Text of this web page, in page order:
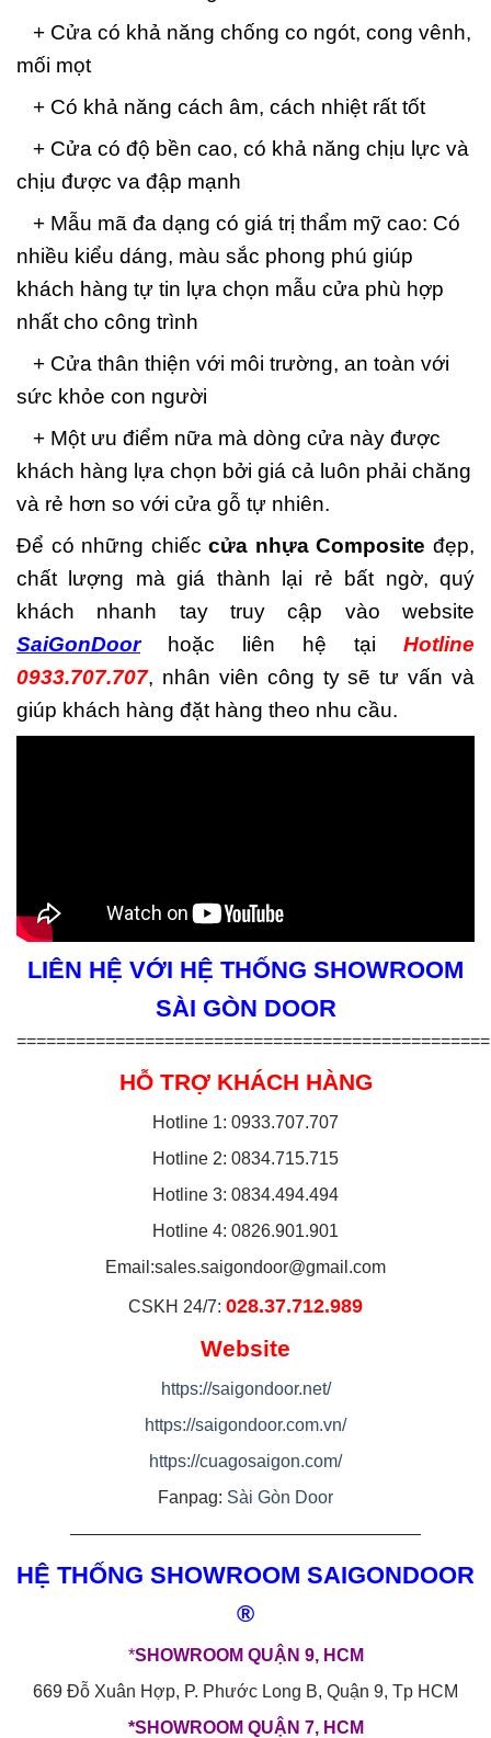
+ Cửa có khả năng chống co ngót, cong vênh,
mối mọt
+ Có khả năng cách âm, cách nhiệt rất tốt
+ Cửa có độ bền cao, có khả năng chịu lực và
chịu được va đập mạnh
+ Mẫu mã đa dạng có giá trị thẩm mỹ cao: Có
nhiều kiểu dáng, màu sắc phong phú giúp
khách hàng tự tin lựa chọn mẫu cửa phù hợp
nhất cho công trình
+ Cửa thân thiện với môi trường, an toàn với
sức khỏe con người
+ Một ưu điểm nữa mà dòng cửa này được
khách hàng lựa chọn bởi giá cả luôn phải chăng
và rẻ hơn so với cửa gỗ tự nhiên.
Để có những chiếccửa nhựa Composite đẹp,
chất lượng mà giá thành lại rẻ bất ngờ, quý
khách nhanh tay truy cập vào website
SaiGonDoorhoặc liên hệ tại Hotline
0933.707.707, nhân viên công ty sẽ tư vấn và
giúp khách hàng đặt hàng theo nhu cầu.
LIÊN HỆ VỚI HỆ THỐNG SHOWROOM
SÀI GÒN DOOR
================================================
HỖ TRỢ KHÁCH HÀNG
Hotline 1: 0933.707.707
Hotline 2: 0834.715.715
Hotline 3: 0834.494.494
Hotline 4: 0826.901.901
Email:sales.saigondoor@gmail.com
CSKH 24/7: 028.37.712.989
Website
https://saigondoor.net/
https://saigondoor.com.vn/
https://cuagosaigon.com/
Fanpag: Sài Gòn Door
————————————————————
HỆ THỐNG SHOWROOM SAIGONDOOR
®
*SHOWROOM QUẬN 9, HCM
669 Đỗ Xuân Hợp, P. Phước Long B, Quận 9, Tp HCM
*SHOWROOM QUẬN 7, HCM